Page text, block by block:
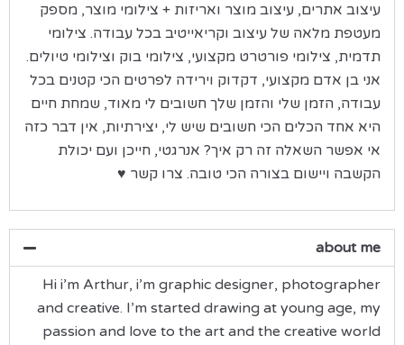
עיצוב אתרים, עיצוב מוצר ואריזות + צילומי מוצר, מספק
מעטפת מלאה של עיצוב וקריאייטיב בכל עבודה. צילומי
תדמית, צילומי פורטרט מקצועי, צילומי בוק וצילומי טיולים.
אני בן אדם מקצועי, דקדוק וירידה לפרטים הכי קטנים בכל
עבודה, הזמן שלי והזמן שלך חשובים לי מאוד, שמחת חיים
היא אחד הכלים הכי חשובים שיש לי, יצירתיות, אין דבר כזה
אי אפשר השאלה זה רק איך? אנרגטי, חייכן ועם יכולת
הקשבה ויישום בצורה הכי טובה. צרו קשר ♥
about me
Hi i’m Arthur, i’m graphic designer, photographer
and creative. I’m started drawing at young age, my
passion and love to the art and the creative world